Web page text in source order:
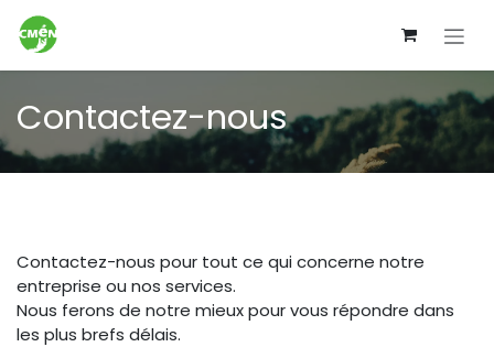
Se rendre au contenu
Contactez-nous
Contactez-nous pour tout ce qui concerne notre
entreprise ou nos services.
Nous ferons de notre mieux pour vous répondre dans
les plus brefs délais.